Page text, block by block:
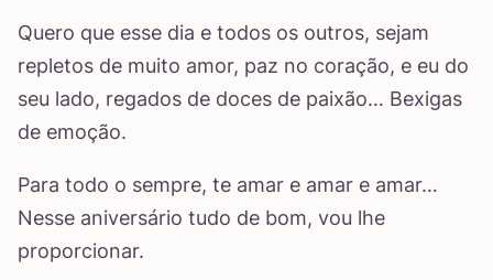
Quero que esse dia e todos os outros, sejam
repletos de muito amor, paz no coração, e eu do
seu lado, regados de doces de paixão… Bexigas
de emoção.
Para todo o sempre, te amar e amar e amar…
Nesse aniversário tudo de bom, vou lhe
proporcionar.